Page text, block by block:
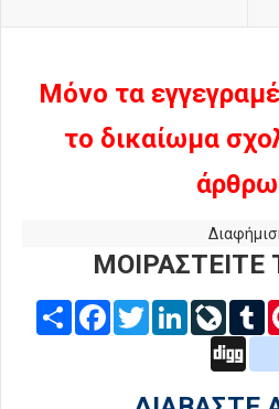
Μόνο τα
το δικαίωμα
Share FacebookTwitterLinkedIn